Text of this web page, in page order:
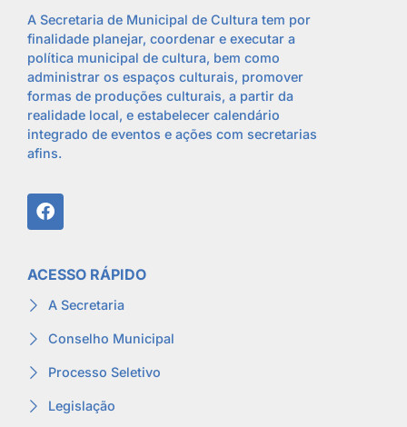
A Secretaria de Municipal de Cultura tem por
finalidade planejar, coordenar e executar a
política municipal de cultura, bem como
administrar os espaços culturais, promover
formas de produções culturais, a partir da
realidade local, e estabelecer calendário
integrado de eventos e ações com secretarias
afins.
ACESSO RÁPIDO
A Secretaria
Conselho Municipal
Processo Seletivo
Legislação